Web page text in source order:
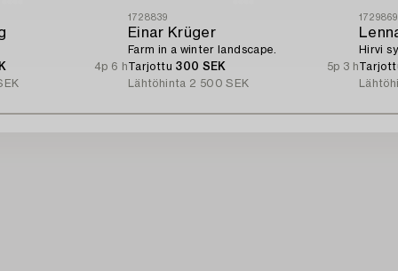
4p 6 h
1728839
Einar Krüger
Farm in a winter landscape.
Tarjottu 300 SEK
5p 3 h
Lähtöhinta 2 500 SEK
1729869
Hirvi